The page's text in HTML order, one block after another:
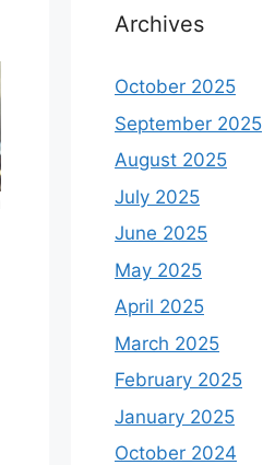
Archives
October 2025
September 2025
August 2025
July 2025
June 2025
May 2025
April 2025
March 2025
February 2025
January 2025
October 2024